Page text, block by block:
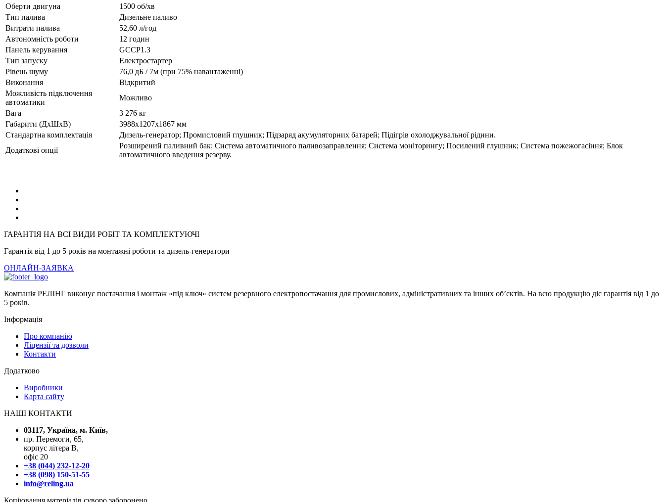
Оберти двигуна
1500 об/хв
Тип палива
Дизельне паливо
Витрати палива
52,60 л/год
Автономність роботи
12 годин
Панель керування
GCCP1.3
Тип запуску
Електростартер
Рівень шуму
76,0 дБ / 7м (при 75% навантаженні)
Виконання
Відкритий
Можливість підключення
автоматики
Можливо
Вага
3 276 кг
Габарити (ДхШхВ)
3988х1207х1867 мм
Стандартна комплектація
Дизель-генератор; Промисловий глушник; Підзаряд акумуляторних батарей; Підігрів охолоджувальної рідини.
Додаткові опції
Розширений паливний бак; Система автоматичного паливозаправлення; Система моніторингу; Посилений глушник; Система пожежогасіння; Блок
автоматичного введення резерву.
ГАРАНТІЯ НА ВСІ ВИДИ РОБІТ ТА КОМПЛЕКТУЮЧІ
Гарантія від 1 до 5 років на монтажні роботи та дизель-генератори
ОНЛАЙН-ЗАЯВКА
Компанія РЕЛІНГ виконує постачання і монтаж «під ключ» систем резервного електропостачання для промислових, адміністративних та інших об’єктів. На всю продукцію діє гарантія від 1 до
5 років.
Інформація
Про компанію
Ліцензії та дозволи
Контакти
Додатково
Виробники
Карта сайту
НАШІ КОНТАКТИ
03117, Україна, м. Київ,
пр. Перемоги, 65,
корпус літера В,
офіс 20
+38 (044) 232-12-20
+38 (098) 150-51-55
info@reling.ua
Копіювання матеріалів суворо заборонено.